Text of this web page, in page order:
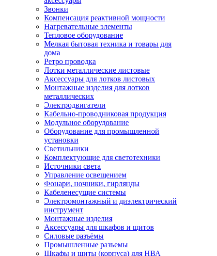
Звонки
Компенсация реактивной мощности
Нагревательные элементы
Тепловое оборудование
Мелкая бытовая техника и товары для
дома
Ретро проводка
Лотки металлические листовые
Аксессуары для лотков листовых
Монтажные изделия для лотков
металлических
Электродвигатели
Кабельно-проводниковая продукция
Модульное оборудование
Оборудование для промышленной
установки
Светильники
Комплектующие для светотехники
Источники света
Управление освещением
Фонари, ночники, гирлянды
Кабеленесущие системы
Электромонтажный и диэлектрический
инструмент
Монтажные изделия
Аксессуары для шкафов и щитов
Силовые разъёмы
Промышленные разъемы
Шкафы и щиты (корпуса) для НВА